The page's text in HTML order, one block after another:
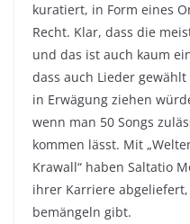
kuratiert, in Form eines
Recht. Klar, dass die
und das ist auch kaum
dass auch Lieder
in Erwägung ziehen
wenn man 50 Songs
kommen lässt. Mit
Krawall“ haben Saltatio
ihrer Karriere
bemängeln gibt.